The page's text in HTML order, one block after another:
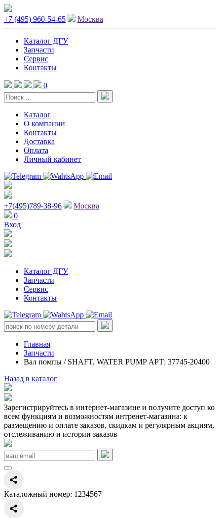
+7 (495) 960-54-65 Москва
Каталог ДГУ
Запчасти
Сервис
Контакты
0
Каталог
О компании
Контакты
Доставка
Оплата
Личный кабинет
+7(495)789-38-96
Москва
0
Вход
Каталог ДГУ
Запчасти
Сервис
Контакты
Главная
Запчасти
Вал помпы / SHAFT, WATER PUMP АРТ: 37745-20400
Назад в каталог
Зарегистрируйтесь в интернет-магазине и получите доступ ко
всем функциям и возможностям интренет-магазина: к
размещению и оплате заказов, скидкам и регулярным акциям,
отслеживанию и истории заказов
Каталожный номер: 1234567